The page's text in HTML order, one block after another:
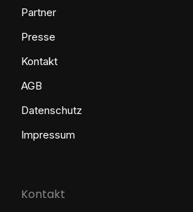
Partner
Presse
Kontakt
AGB
Datenschutz
Impressum
Kontakt